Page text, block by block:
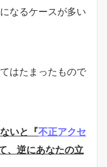
なるケースが多い
はたまったもので
いと『不正アクセ
、逆にあなたの立